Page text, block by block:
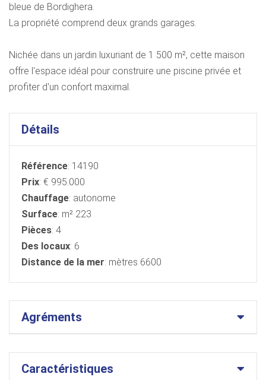
bleue de Bordighera.
La propriété comprend deux grands garages.
Nichée dans un jardin luxuriant de 1 500 m², cette maison
offre l'espace idéal pour construire une piscine privée et
profiter d'un confort maximal.
Détails
Référence: 14190
Prix: € 995.000
Chauffage: autonome
Surface: m² 223
Pièces: 4
Des locaux: 6
Distance de la mer: mètres 6600
Agréments
Caractéristiques